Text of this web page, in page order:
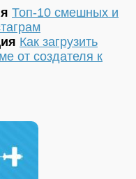
Топ-10 смешных и
Как загрузить
от создателя к